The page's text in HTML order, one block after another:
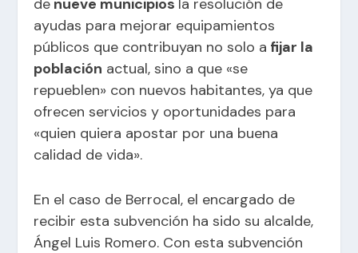
de nueve municipios la resolución de
ayudas para mejorar equipamientos
públicos que contribuyan no solo a fijar la
población actual, sino a que «se
repueblen» con nuevos habitantes, ya que
ofrecen servicios y oportunidades para
«quien quiera apostar por una buena
calidad de vida».
En el caso de Berrocal, el encargado de
recibir esta subvención ha sido su alcalde,
Ángel Luis Romero. Con esta subvención